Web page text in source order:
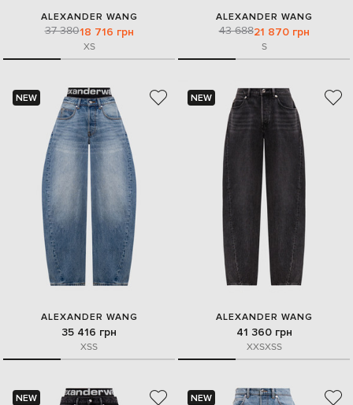
ALEXANDER WANG
37 38018 716 грн
XS
ALEXANDER WANG
43 68821 870 грн
S
NEW
ALEXANDER WANG
35 416 грн
XSS
NEW
ALEXANDER WANG
41 360 грн
XXSXSS
NEW NEW